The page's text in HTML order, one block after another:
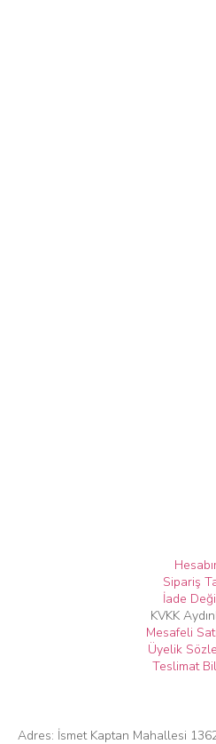
Sipariş
İade
KVKK
Mesafeli
Üyelik
Teslimat
Adres: İsmet Kaptan Mahallesi